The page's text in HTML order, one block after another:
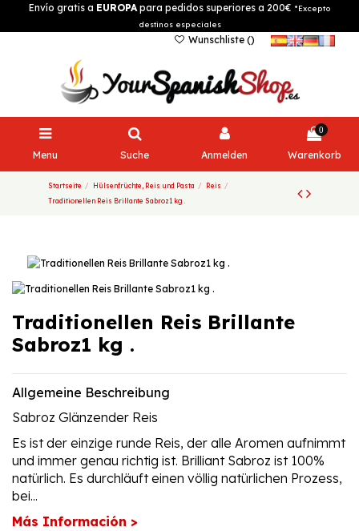
Envío gratis a EUROPApara pedidos superiores a 200€ *Excepto
destinos especiales
Wunschliste ()
Menu Suche Anmelden
0
Warenkorb
Startseite Hülsenfrüchte, Reis und Pasta
Reis
Traditionellen Reis Brillante Sabroz1 kg .
Traditionellen Reis Brillante
Sabroz1 kg .
Allgemeine Beschreibung
Sabroz Glänzender Reis
Es ist der einzige runde Reis, der alle Aromen aufnimmt
und immer genau richtig ist. Brilliant Sabroz ist 100%
natürlich. Es durchläuft einen völlig natürlichen Prozess,
bei...
Más Información >